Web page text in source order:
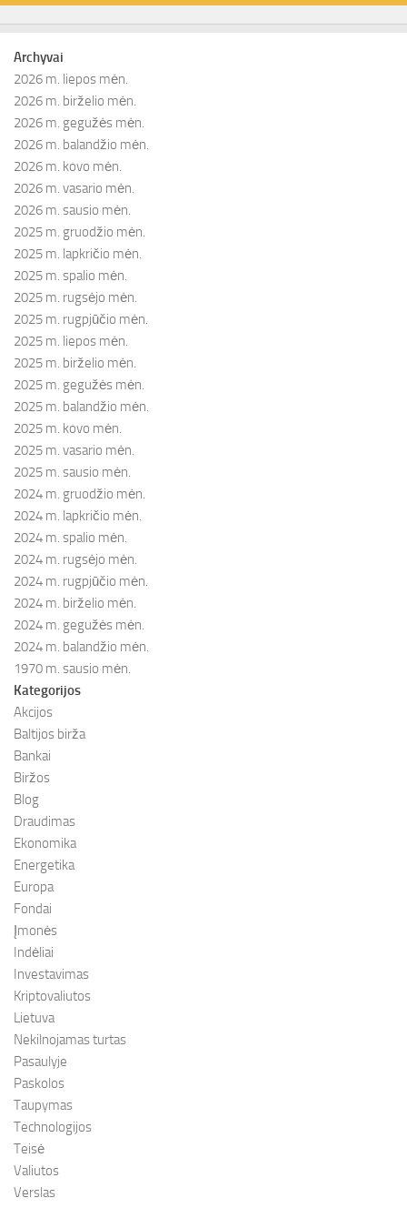
Archyvai
2026 m. liepos mėn.
2026 m. birželio mėn.
2026 m. gegužės mėn.
2026 m. balandžio mėn.
2026 m. kovo mėn.
2026 m. vasario mėn.
2026 m. sausio mėn.
2025 m. gruodžio mėn.
2025 m. lapkričio mėn.
2025 m. spalio mėn.
2025 m. rugsėjo mėn.
2025 m. rugpjūčio mėn.
2025 m. liepos mėn.
2025 m. birželio mėn.
2025 m. gegužės mėn.
2025 m. balandžio mėn.
2025 m. kovo mėn.
2025 m. vasario mėn.
2025 m. sausio mėn.
2024 m. gruodžio mėn.
2024 m. lapkričio mėn.
2024 m. spalio mėn.
2024 m. rugsėjo mėn.
2024 m. rugpjūčio mėn.
2024 m. birželio mėn.
2024 m. gegužės mėn.
2024 m. balandžio mėn.
1970 m. sausio mėn.
Kategorijos
Akcijos
Baltijos birža
Bankai
Biržos
Blog
Draudimas
Ekonomika
Energetika
Europa
Fondai
Įmonės
Indėliai
Investavimas
Kriptovaliutos
Lietuva
Nekilnojamas turtas
Pasaulyje
Paskolos
Taupymas
Technologijos
Teisė
Valiutos
Verslas